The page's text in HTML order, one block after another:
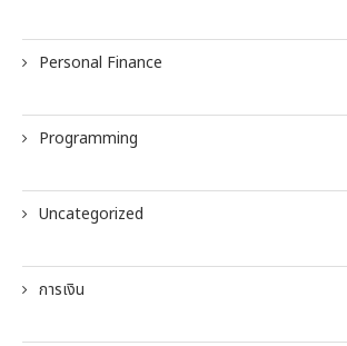
Personal Finance
Programming
Uncategorized
การเงิน